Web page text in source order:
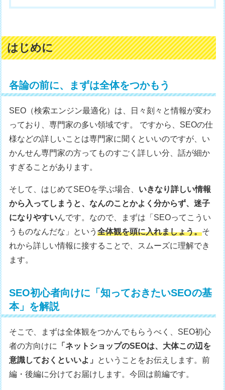
はじめに
各論の前に、まずは全体をつかもう
SEO（検索エンジン最適化）は、日々刻々と情報が変わ
っており、専門家の多い領域です。 ですから、SEOの仕
様などの詳しいことは専門家に聞くといいのですが、い
かんせん専門家の方ってものすごく詳しい分、話が細か
すぎることがあります。
そして、はじめてSEOを学ぶ場合、 いきなり詳しい情報
から入ってしまうと、なんのことかよく分からず、迷子
になりやすいんです。なので、まずは「SEOってこうい
うものなんだな」という全体観を頭に入れましょう。そ
れから詳しい情報に接することで、スムーズに理解でき
ます。
SEO初心者向けに「知っておきたいSEOの基
本」を解説
そこで、まずは全体観をつかんでもらうべく、SEO初心
者の方向けに
「ネットショップのSEOは、大体この辺を
意識しておくといいよ」 ということをお伝えします。前
編・後編に分けてお届けします。今回は前編です。